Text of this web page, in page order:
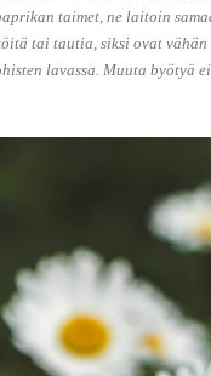
taimet, ne laitoin
tai tautia, siksi ovat
lavassa. Muuta byötyä